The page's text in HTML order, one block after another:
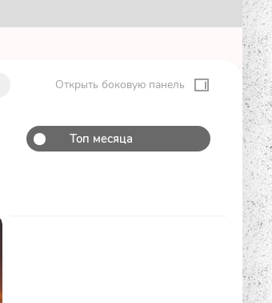
Открыть боковую панель
Топ месяца